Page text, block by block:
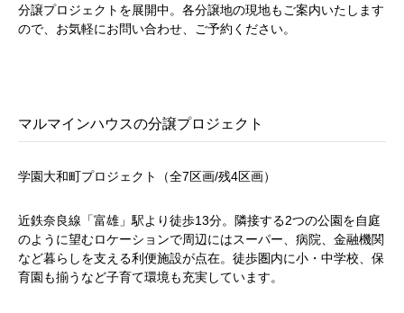
分譲プロジェクトを展開中。各分譲地の現地もご案内いたします
ので、お気軽にお問い合わせ、ご予約ください。
マルマインハウスの分譲プロジェクト
学園大和町プロジェクト（全7区画/残4区画）
近鉄奈良線「富雄」駅より徒歩13分。隣接する2つの公園を自庭
のように望むロケーションで周辺にはスーパー、病院、金融機関
など暮らしを支える利便施設が点在。徒歩圏内に小・中学校、保
育園も揃うなど子育て環境も充実しています。